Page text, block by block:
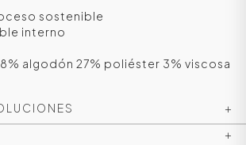
sostenible
interno
algodón 27% poliéster 3% viscosa
+
+